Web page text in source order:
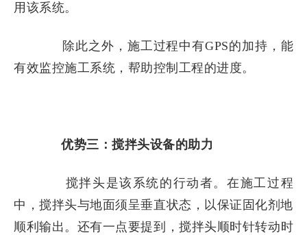
用该系统。
除此之外， 施工过程中有GPS的加持，能
有效监控施工系统，帮助控制工程的进度。
优势三：搅拌头设备的助力
搅拌头是该系统的行动者。在施工过程
中，搅拌头与地面须呈垂直状态，以保证固化剂地
顺利输出。还有一点要提到，搅拌头顺时针转动时